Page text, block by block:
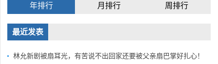
年排行 月排行 周排行
最近发表
林允新剧被扇耳光，有苦说不出回家还要被父亲扇巴掌好扎心！